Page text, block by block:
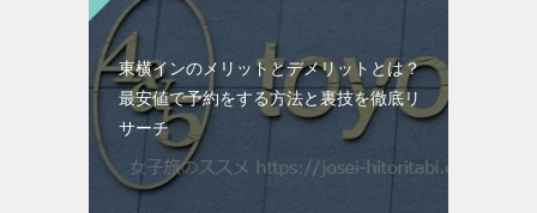
東横インのメリットとデメリットとは？
最安値で予約をする方法と裏技を徹底リ
サーチ